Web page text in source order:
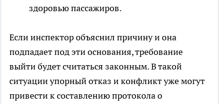
здоровью пассажиров.
Если инспектор объяснил причину и она
подпадает под эти основания, требование
выйти будет считаться законным. В такой
ситуации упорный отказ и конфликт уже могут
привести к составлению протокола о